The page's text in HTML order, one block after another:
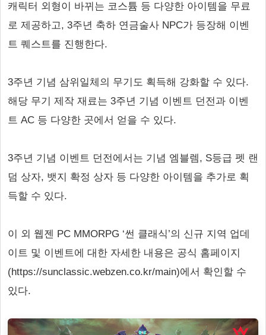
캐릭터 외형이 바뀌는 코스튬 등 다양한 아이템을 무료
로 제공하고, 3주년 축하 연금술사 NPC가 등장해 이벤
트 퀘스트를 진행한다.
3주년 기념 삼위일체의 무기도 획득해 강화할 수 있다.
해당 무기 제작 재료는 3주년 기념 이벤트 던전과 이벤
트 AC 등 다양한 곳에서 얻을 수 있다.
3주년 기념 이벤트 던전에서는 기념 엠블렘, S등급 펫 랜
덤 상자, 뱃지 확정 상자 등 다양한 아이템을 추가로 획
득할 수 있다.
이 외 웹젠 PC MMORPG ‘썬 클래식’의 신규 지역 업데
이트 및 이벤트에 대한 자세한 내용은 공식 홈페이지
(https://sunclassic.webzen.co.kr/main)에서 확인할 수
있다.